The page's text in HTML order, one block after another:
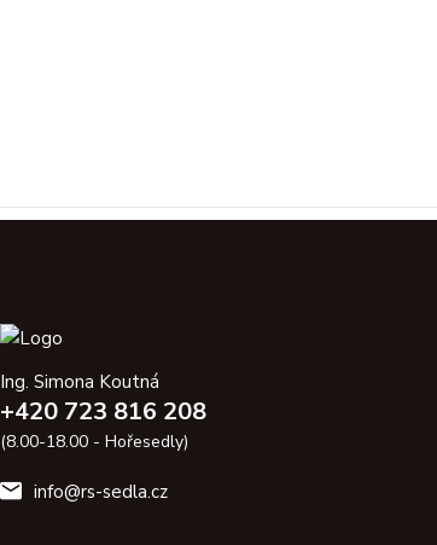
Ing. Simona Koutná
+420 723 816 208
(8.00-18.00 - Hořesedly)
info@rs-sedla.cz